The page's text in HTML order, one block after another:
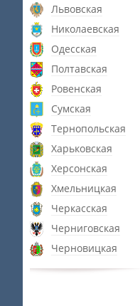
Львовская
Николаевская
Одесская
Полтавская
Ровенская
Сумская
Тернопольская
Харьковская
Херсонская
Хмельницкая
Черкасская
Черниговская
Черновицкая